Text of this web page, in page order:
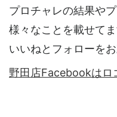
プロチャレの結果や
様々なことを載せてま
いいねとフォローを
野田店Facebookはロ